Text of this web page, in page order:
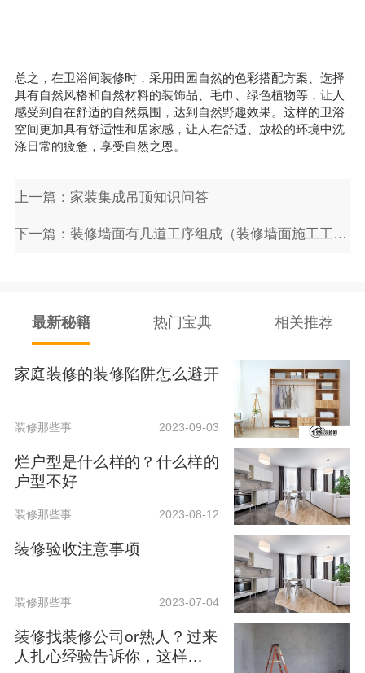
总之，在卫浴间装修时，采用田园自然的色彩搭配方案、选择
具有自然风格和自然材料的装饰品、毛巾、绿色植物等，让人
感受到自在舒适的自然氛围，达到自然野趣效果。这样的卫浴
空间更加具有舒适性和居家感，让人在舒适、放松的环境中洗
涤日常的疲惫，享受自然之恩。
上一篇：家装集成吊顶知识问答
下一篇：装修墙面有几道工序组成（装修墙面施工工艺流程图）
最新秘籍 热门宝典 相关推荐
家庭装修的装修陷阱怎么避开
装修那些事 2023-09-03
烂户型是什么样的？什么样的
户型不好
装修那些事 2023-08-12
装修验收注意事项
装修那些事 2023-07-04
装修找装修公司or熟人？过来
人扎心经验告诉你，这样选最